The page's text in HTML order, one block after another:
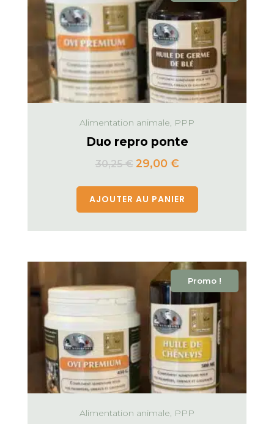
Alimentation animale, PPP
Duo repro ponte
30,25€ 29,00 €
AJOUTER AU PANIER
Promo !
Alimentation animale, PPP